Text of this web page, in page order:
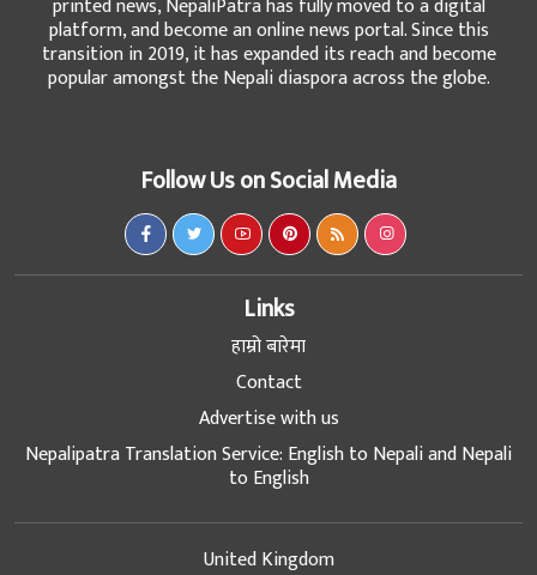
platform, and become an online news portal. Since this
transition in 2019, it has expanded its reach and become
popular amongst the Nepali diaspora across the globe.
Follow Us on Social Media
Links
हाम्रो बारेमा
Contact
Advertise with us
Nepalipatra Translation Service: English to Nepali and Nepali
to English
United Kingdom